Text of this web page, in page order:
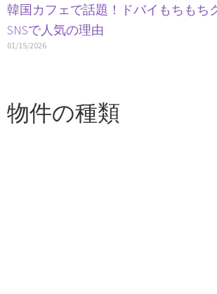
韓国カフェで話題！ドバイもちもち
SNSで人気の理由
01/15/2026
物件の種類